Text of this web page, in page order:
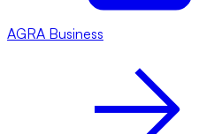
AGRA Business